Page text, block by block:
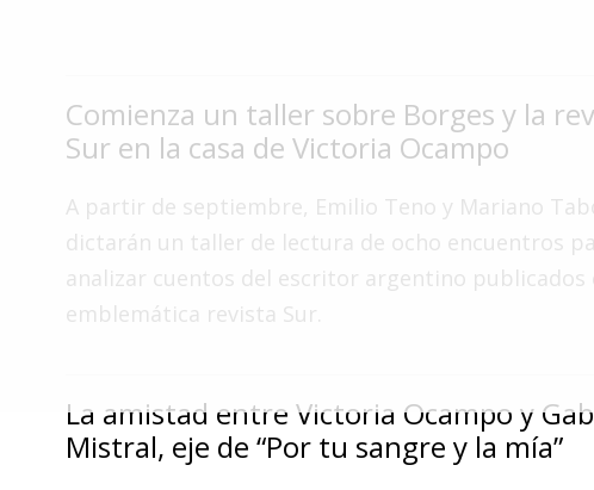
Fotos
Clasificados
Fúnebres
Comienza un taller sobre Borges y la
Sur en la casa de Victoria Ocampo
A partir de septiembre, Emilio Teno y Mariano
dictarán un taller de lectura de ocho encuentros
analizar cuentos del escritor argentino publicados
emblemática revista Sur.
La amistad entre Victoria Ocampo y
Mistral, eje de “Por tu sangre y la mía”